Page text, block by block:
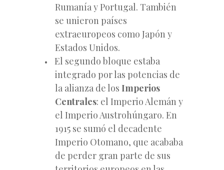
Rumanía y Portugal. También
se unieron países
extraeuropeos como Japón y
Estados Unidos.
El segundo bloque estaba
integrado por las potencias de
la alianza de los Imperios
Centrales: el Imperio Alemán y
el Imperio Austrohúngaro. En
1915 se sumó el decadente
Imperio Otomano, que acababa
de perder gran parte de sus